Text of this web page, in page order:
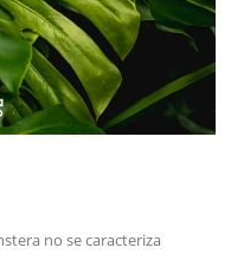
no se caracteriza